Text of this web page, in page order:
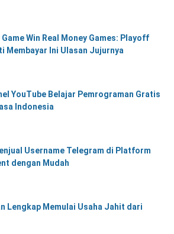
Win Real Money Games: Playoff
Membayar Ini Ulasan Jujurnya
YouTube Belajar Pemrograman Gratis
Indonesia
Username Telegram di Platform
dengan Mudah
Lengkap Memulai Usaha Jahit dari